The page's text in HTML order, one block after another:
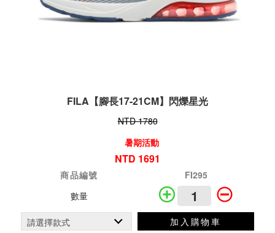
FILA【腳長17-21CM】閃爍星光
NTD 1780
暑期活動
NTD 1691
商品編號
FI295
數量
加入購物車